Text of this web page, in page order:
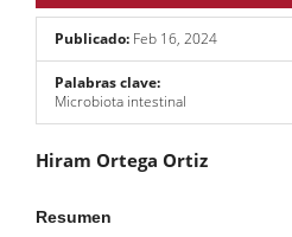
Publicado: Feb 16, 2024
Palabras clave:
Microbiota intestinal
Contenido
principal
artículo
Hiram Ortega Ortiz
Resumen